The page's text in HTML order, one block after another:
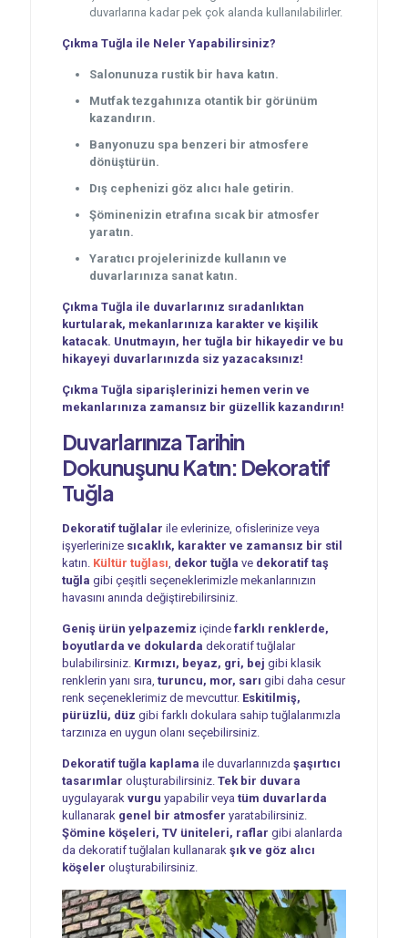
duvarlarına kadar pek çok alanda kullanılabilirler.
Çıkma Tuğla ile Neler Yapabilirsiniz?
Salonunuza rustik bir hava katın.
Mutfak tezgahınıza otantik bir görünüm
kazandırın.
Banyonuzu spa benzeri bir atmosfere
dönüştürün.
Dış cephenizi göz alıcı hale getirin.
Şöminenizin etrafına sıcak bir atmosfer
yaratın.
Yaratıcı projelerinizde kullanın ve
duvarlarınıza sanat katın.
Çıkma Tuğla ile duvarlarınız sıradanlıktan
kurtularak, mekanlarınıza karakter ve kişilik
katacak. Unutmayın, her tuğla bir hikayedir ve bu
hikayeyi duvarlarınızda siz yazacaksınız!
Çıkma Tuğla siparişlerinizi hemen verin ve
mekanlarınıza zamansız bir güzellik kazandırın!
Duvarlarınıza Tarihin
Dokunuşunu Katın: Dekoratif
Tuğla
Dekoratif tuğlalar ile evlerinize, ofislerinize veya
işyerlerinize sıcaklık, karakter ve zamansız bir stil
katın. Kültür tuğlası dekor tuğla ve dekoratif taş
tuğla gibi çeşitli seçeneklerimizle mekanlarınızın
havasını anında değiştirebilirsiniz.
Geniş ürün yelpazemiz içinde farklı renklerde,
boyutlarda ve dokularda dekoratif tuğlalar
bulabilirsiniz. Kırmızı, beyaz, gri, bej gibi klasik
renklerin yanı sıra, turuncu, mor, sarı gibi daha cesur
renk seçeneklerimiz de mevcuttur. Eskitilmiş,
pürüzlü, düz gibi farklı dokulara sahip tuğlalarımızla
tarzınıza en uygun olanı seçebilirsiniz.
Dekoratif tuğla kaplama ile duvarlarınızda şaşırtıcı
tasarımlar oluşturabilirsiniz. Tek bir duvara
uygulayarak vurgu yapabilir veya tüm duvarlarda
kullanarak genel bir atmosfer yaratabilirsiniz.
Şömine köşeleri, TV üniteleri, raflar gibi alanlarda
da dekoratif tuğlaları kullanarak şık ve göz alıcı
köşeler oluşturabilirsiniz.